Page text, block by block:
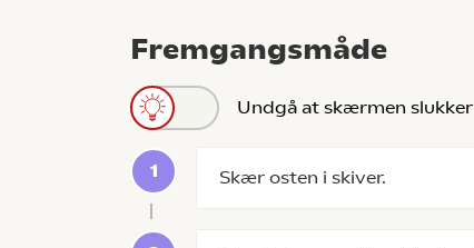
Fremgangsmåde
Undgå at skærmen slukker
Skær osten i skiver.